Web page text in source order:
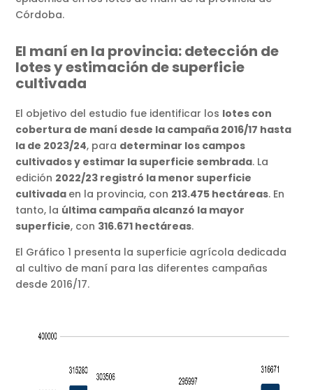
Córdoba.
El maní en la provincia: detección de
lotes y estimación de superficie
cultivada
El objetivo del estudio fue identificar los lotes con
cobertura de maní desde la campaña 2016/17 hasta
la de 2023/24, para determinar los campos
cultivados y estimar la superficie sembrada. La
edición 2022/23 registró la menor superficie
cultivada en la provincia, con 213.475 hectáreas. En
tanto, la última campaña alcanzó la mayor
superficie, con 316.671 hectáreas.
El Gráfico 1 presenta la superficie agrícola dedicada
al cultivo de maní para las diferentes campañas
desde 2016/17.